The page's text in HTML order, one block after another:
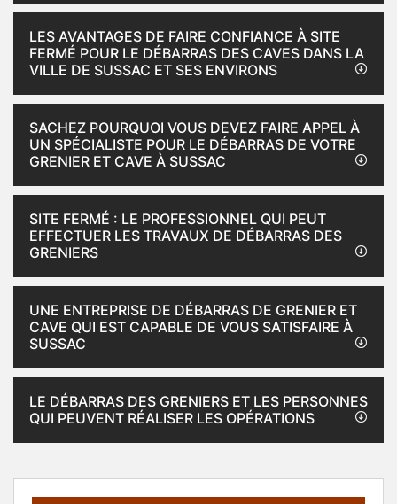
LES AVANTAGES DE FAIRE CONFIANCE À SITE
FERMÉ POUR LE DÉBARRAS DES CAVES DANS LA
VILLE DE SUSSAC ET SES ENVIRONS
SACHEZ POURQUOI VOUS DEVEZ FAIRE APPEL À
UN SPÉCIALISTE POUR LE DÉBARRAS DE VOTRE
GRENIER ET CAVE À SUSSAC
SITE FERMÉ : LE PROFESSIONNEL QUI PEUT
EFFECTUER LES TRAVAUX DE DÉBARRAS DES
GRENIERS
UNE ENTREPRISE DE DÉBARRAS DE GRENIER ET
CAVE QUI EST CAPABLE DE VOUS SATISFAIRE À
SUSSAC
LE DÉBARRAS DES GRENIERS ET LES PERSONNES
QUI PEUVENT RÉALISER LES OPÉRATIONS